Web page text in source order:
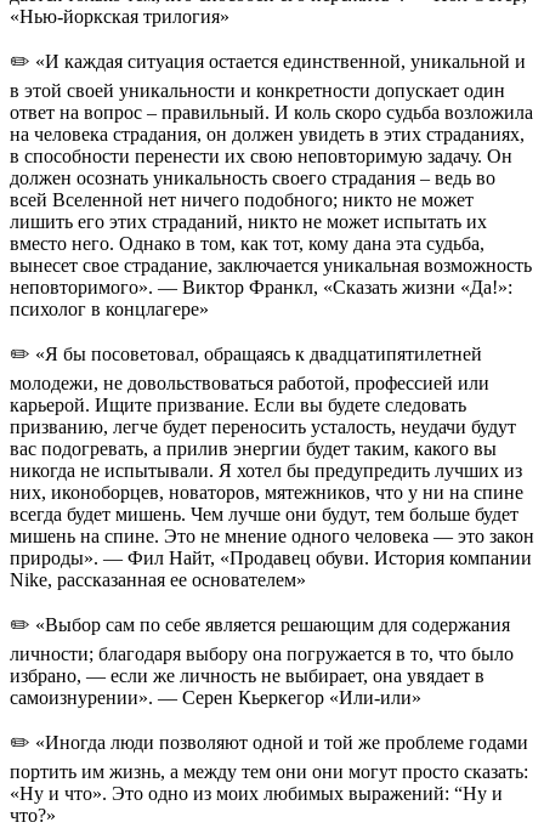
«Нью-йоркская трилогия»
✏️ «И каждая ситуация остается единственной, уникальной и
в этой своей уникальности и конкретности допускает один
ответ на вопрос – правильный. И коль скоро судьба возложила
на человека страдания, он должен увидеть в этих страданиях,
в способности перенести их свою неповторимую задачу. Он
должен осознать уникальность своего страдания – ведь во
всей Вселенной нет ничего подобного; никто не может
лишить его этих страданий, никто не может испытать их
вместо него. Однако в том, как тот, кому дана эта судьба,
вынесет свое страдание, заключается уникальная возможность
неповторимого». — Виктор Франкл, «Сказать жизни «Да!»:
психолог в концлагере»
✏️ «Я бы посоветовал, обращаясь к двадцатипятилетней
молодежи, не довольствоваться работой, профессией или
карьерой. Ищите призвание. Если вы будете следовать
призванию, легче будет переносить усталость, неудачи будут
вас подогревать, а прилив энергии будет таким, какого вы
никогда не испытывали. Я хотел бы предупредить лучших из
них, иконоборцев, новаторов, мятежников, что у ни на спине
всегда будет мишень. Чем лучше они будут, тем больше будет
мишень на спине. Это не мнение одного человека — это закон
природы». — Фил Найт, «Продавец обуви. История компании
Nike, рассказанная ее основателем»
✏️ «Выбор сам по себе является решающим для содержания
личности; благодаря выбору она погружается в то, что было
избрано, — если же личность не выбирает, она увядает в
самоизнурении». — Серен Кьеркегор «Или-или»
✏️ «Иногда люди позволяют одной и той же проблеме годами
портить им жизнь, а между тем они они могут просто сказать:
«Ну и что». Это одно из моих любимых выражений: “Ну и
что?»